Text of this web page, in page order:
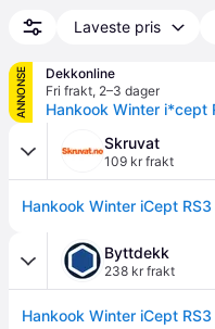
Laveste pris
ANNONSE
Dekkonline
Fri frakt, 2–3 dager
Skruvat
109 kr frakt
Byttdekk
238 kr frakt